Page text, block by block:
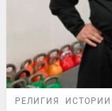
РЕЛИГИЯ ИСТОРИИ